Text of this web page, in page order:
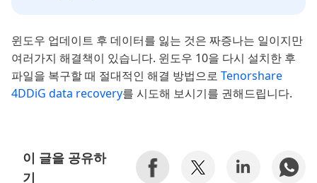
윈도우 업데이트 후 데이터를 잃는 것은 짜증나는 일이지만
여러가지 해결책이 있습니다. 윈도우 10을 다시 설치한 후
파일을 복구할 때 절대적인 해결 방법으로 Tenorshare
4DDiG data recovery를 시도해 보시기를 권해드립니다.
이 글을 공유하
기